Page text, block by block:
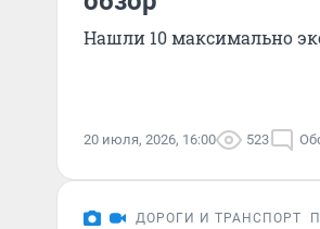
Нашли 10 максимально
20 июля, 2026, 16:00 523
ДОРОГИ И ТРАНСПОРТ